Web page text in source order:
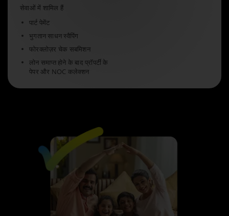
सेवाओं में शामिल हैं
पार्ट पेमेंट
भुगतान साधन स्वैपिंग
फोरक्लोज़र चेक सबमिशन
लोन समाप्त होने के बाद प्रॉपर्टी के
पेपर और NOC कलेक्शन